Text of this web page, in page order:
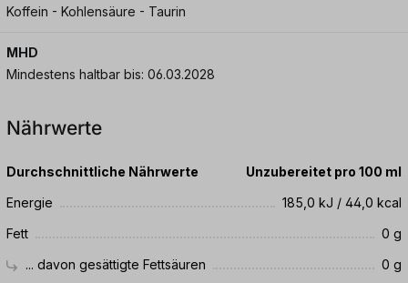
Koffein - Kohlensäure - Taurin
MHD
Mindestens haltbar bis: 06.03.2028
Nährwerte
Durchschnittliche Nährwerte
Unzubereitet pro 100 ml
Energie
185,0 kJ / 44,0 kcal
Fett
0 g
... davon gesättigte Fettsäuren
0 g